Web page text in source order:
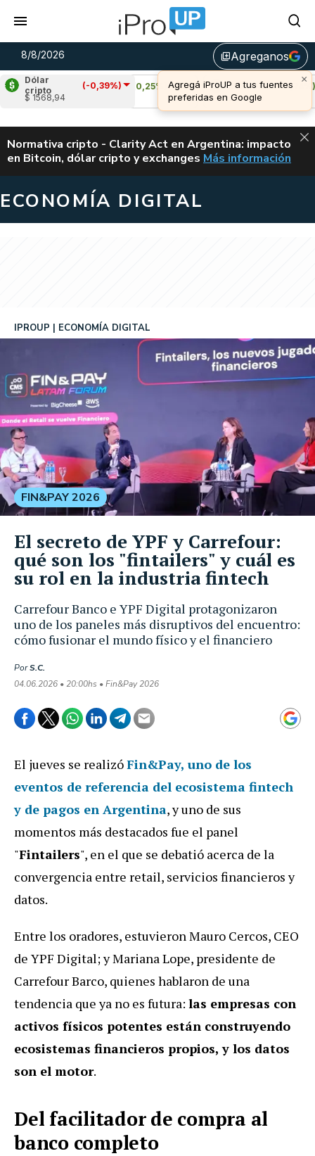
8/8/2026 library_addAgreganos
Dólar
cripto
(-0,39%)
$ 1568,94
Cardano (0,25%)
u$s 0,20
Avalanche
(2,74%)
u$s 6,54
ALERTA
Normativa cripto - Clarity Act en Argentina: impacto
en Bitcoin, dólar cripto y exchanges CLARITY ACT EN
Más información
ECONOMÍA DIGITAL
Carrefour Banco e YPF Digital protagonizaron
uno de los paneles más disruptivos del encuentro:
cómo fusionar el mundo físico y el financiero
IPROUP ECONOMÍA DIGITAL
PorS.C.
04.06.2026 • 20:00hs • Fin&Pay 2026
FIN&PAY 2026
El secreto de YPF y Carrefour:
qué son los "fintailers" y cuál es
su rol en la industria fintech
El jueves se realizóFin&Pay, uno de los
eventos de referencia del ecosistema fintech
y de pagos en Argentina, y uno de sus
momentos más destacados fue el panel
"Fintailers", en el que se debatió acerca de la
convergencia entre retail, servicios financieros y
datos.
Entre los oradores, estuvieron Mauro Cercos, CEO
de YPF Digital; y Mariana Lope, presidente de
Carrefour Barco, quienes hablaron de una
tendencia que ya no es futura: las empresas con
activos físicos potentes están construyendo
ecosistemas financieros propios, y los datos
son el motor.
Del facilitador de compra al
banco completo